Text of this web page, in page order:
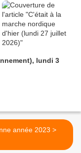
lundi 3
Bonne année 2023 >